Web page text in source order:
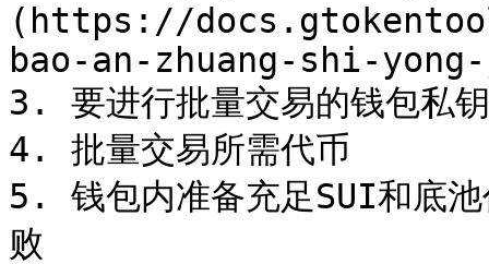
(https://
bao-an-zhuang-shi-
3. 要进行批量交易的钱包私钥
4. 批量交易所需代币
5. 钱包内准备充足SUI和底池
败